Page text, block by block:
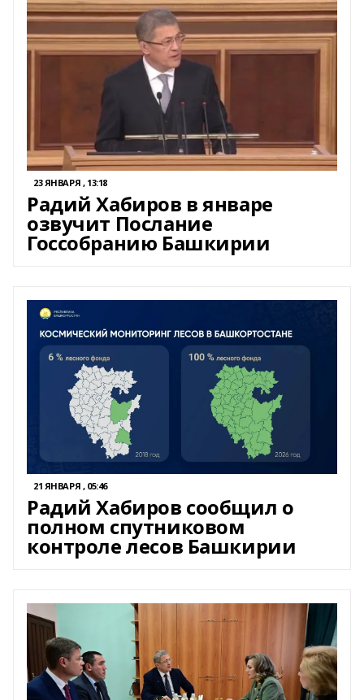
23 ЯНВАРЯ , 13:18
Радий Хабиров в январе
озвучит Послание
Госсобранию Башкирии
21 ЯНВАРЯ , 05:46
Радий Хабиров сообщил о
полном спутниковом
контроле лесов Башкирии